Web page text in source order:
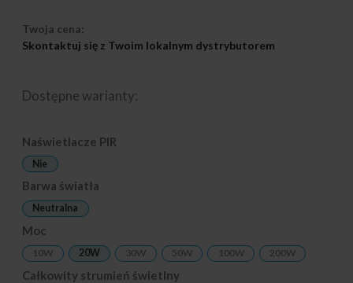
Twoja cena:
Skontaktuj się z Twoim lokalnym dystrybutorem
Dostępne warianty:
Naświetlacze PIR
Nie
Barwa światła
Neutralna
Moc
10W 20W 30W 50W 100W 200W
Całkowity strumień świetlny